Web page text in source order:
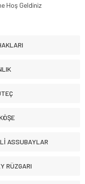
Hoş Geldiniz
ASSUBAYLAR
RÜZGARI